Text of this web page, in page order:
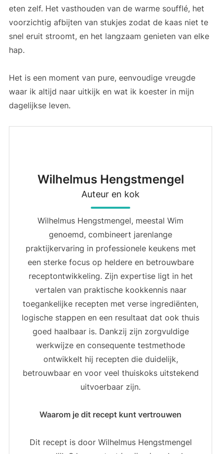
eten zelf. Het vasthouden van de warme soufflé, het
voorzichtig afbijten van stukjes zodat de kaas niet te
snel eruit stroomt, en het langzaam genieten van elke
hap.
Het is een moment van pure, eenvoudige vreugde
waar ik altijd naar uitkijk en wat ik koester in mijn
dagelijkse leven.
Wilhelmus Hengstmengel
Auteur en kok
Wilhelmus Hengstmengel, meestal Wim
genoemd, combineert jarenlange
praktijkervaring in professionele keukens met
een sterke focus op heldere en betrouwbare
receptontwikkeling. Zijn expertise ligt in het
vertalen van praktische kookkennis naar
toegankelijke recepten met verse ingrediënten,
logische stappen en een resultaat dat ook thuis
goed haalbaar is. Dankzij zijn zorgvuldige
werkwijze en consequente testmethode
ontwikkelt hij recepten die duidelijk,
betrouwbaar en voor veel thuiskoks uitstekend
uitvoerbaar zijn.
Waarom je dit recept kunt vertrouwen
Dit recept is door Wilhelmus Hengstmengel